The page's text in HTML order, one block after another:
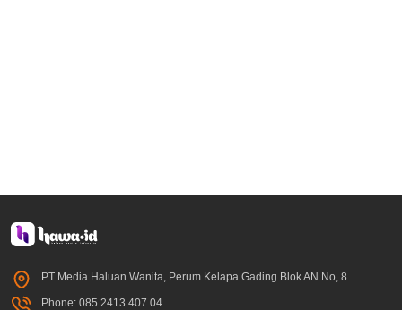
PT Media Haluan Wanita, Perum Kelapa Gading Blok AN No, 8
Phone: 085 2413 407 04